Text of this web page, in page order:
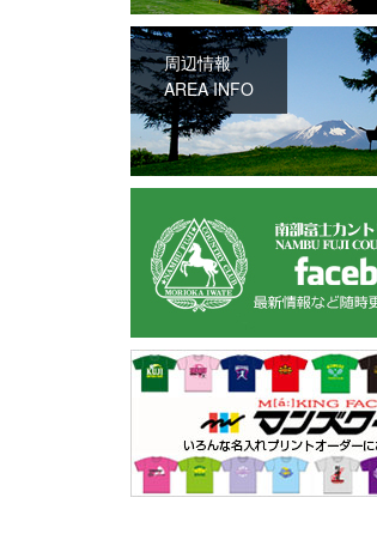
周辺情報
AREA INFO